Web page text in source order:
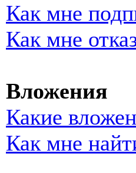
Как мне
Как мне
Вложения
Какие
Как мне